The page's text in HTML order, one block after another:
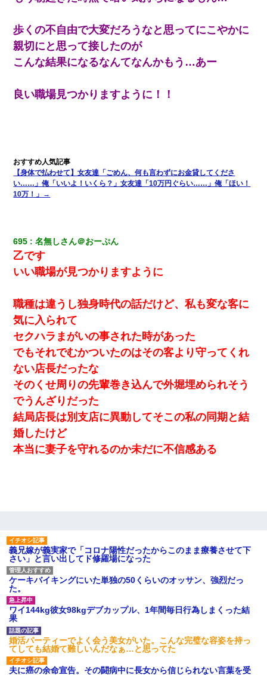
「パワハラを受けたから思い切って転職した」とSNSで呟いた
ら、速攻でパワハラかました元上司がLINEを送ってきた。
転職先が決まったので退職の意思を伝えたら。上司「無責任」
「簡単には辞めさせない」私（どうせ辞めるし…）→ 思いっきり
ナンパにほいほい付いていった私、地獄に落ちる
全く親しくないママ友Aから突然「飲み会しよう」と誘われたがお
断りした。後日Aの企みを知ってゾッとするやら腹立つやら！
ターリモコンあるだろ？DOWNのボタン押してｗ」→ 待つこと１
時間弱・・・
昨日37歳のおばさんと行為したんだけどめちゃくちゃだった
【まぬけ】夫「離婚だ！」私「わかった。で？」夫「慰謝料
だ！」私「いいけど弁護士通して。私も請求する」夫「」
婚活パーティーでよく会う美女がいた。こんな完璧な容姿を持っ
てしても結婚て難しいんだなぁ…と思ってた
私「結婚やめるわ」 婚約者「え？なんでなんで？」 → 放置した
結果…｜生活｜ワロタあんてな
父親がくも膜下出血で突然ﾀﾋ。→母の貯金が0なことが判明。→母
「私を家に置いてほしい、どうか見捨てないで(土下座」俺・嫁
「…」
【復讐】義兄嫁「生活費、足りない分を貸してほしい」私「貸す
わけないでしょｗｗｗｗ」→ 理由を話したら泣き出して・・私
（あまりにも希望通り）
【クズ】昔、兄がお見合いして「ブスすぎｗｗｗ」と断った女性
が、兄の同級生と結婚。それを知った兄は荒れ狂い、｢嫁さん、俺
のお古ですが気分はどう？」とメールを送った→
夫に癌の余命宣告。その闘病中に長女から信じられない言葉を受
けた
歩くの不自由で大変だろうなと思ってにこやかに
親切にと思って接したのが
こんな結果になるなんてなんかもう…あー
良い職場見つかりますように！！
【身体で払わせて】女友達「ごめん、何も言わずにお金貸してくださ
い……」俺「いいよ！いくら？」女友達「10万円ぐらい……」俺「ほい！
10万！」→
695 名無しさん＠おーぷん
乙です
いい職場が見つかりますように
職種は違うし独身時代の話だけど、私も変な客に
気に入られて
セクハラまがいの事された時があった
でもそれでむかついたのはその客より守ってくれ
ない店長だったな
そのくせ周りの先輩巻き込んで外堀埋められそう
でうんざりだった
結局店長は別支店に異動してそこの私の同期と結
婚したけど
本当に妻子を守れるのか未だに不信感ある
義兄嫁が義実家で「コロナ陽性だったからこのまま療養させて下
さい」と言い出してド修羅場になった
ケーキバイキングにいた単独の50くらいのオッサン、強烈だっ
た。
ワイ144kg彼女98kgデブカップル、1年間毎日行為しまくった結
果
婚活パーティーでよく会う美女がいた。こんな完璧な容姿を持っ
てしても結婚て難しいんだなぁ…と思ってた
夫に癌の余命宣告。その闘病中に長女から信じられない言葉を受